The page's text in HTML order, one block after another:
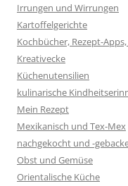
Irrungen und Wirrungen
Kartoffelgerichte
Kochbücher, Rezept-
Kreativecke
Küchenutensilien
kulinarische
Mein Rezept
Mexikanisch und Tex-Mex
nachgekocht und -
Obst und Gemüse
Orientalische Küche